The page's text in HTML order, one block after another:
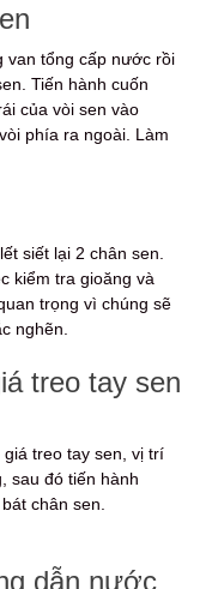
van tổng cấp nước rồi
Tiến hành cuốn
của vòi sen vào
phía ra ngoài. Làm
siết lại 2 chân sen.
kiểm tra gioăng và
trọng vì chúng sẽ
nghẽn.
treo tay sen
treo tay sen, vị trí
sau đó tiến hành
chân sen.
dẫn nước